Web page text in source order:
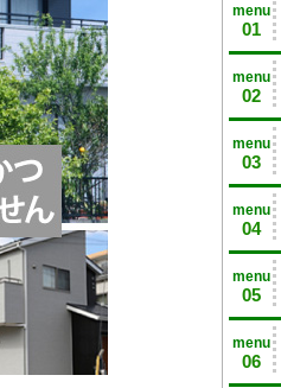
menu
01
menu
02
menu
03
menu
04
menu
05
menu
06